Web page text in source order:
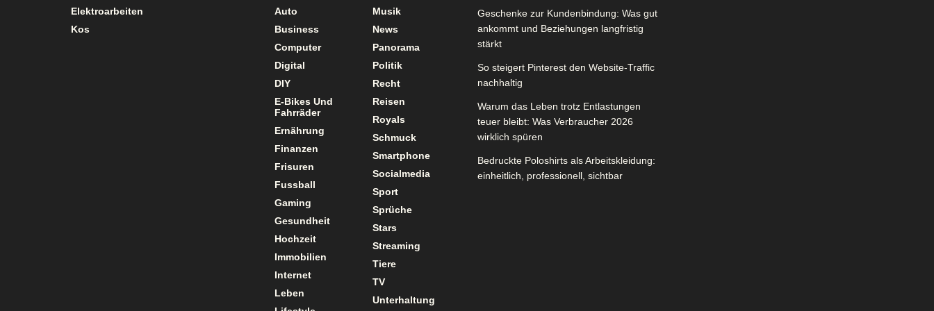
Elektroarbeiten
Kos
Auto
Business
Computer
Digital
DIY
E-Bikes Und
Fahrräder
Ernährung
Finanzen
Frisuren
Fussball
Gaming
Gesundheit
Hochzeit
Immobilien
Internet
Leben
Musik
News
Panorama
Politik
Recht
Reisen
Royals
Schmuck
Smartphone
Socialmedia
Sport
Sprüche
Stars
Streaming
Tiere
TV
Unterhaltung
Geschenke zur Kundenbindung: Was gut
ankommt und Beziehungen langfristig
stärkt
So steigert Pinterest den Website-Traffic
nachhaltig
Warum das Leben trotz Entlastungen
teuer bleibt: Was Verbraucher 2026
wirklich spüren
Bedruckte Poloshirts als Arbeitskleidung:
einheitlich, professionell, sichtbar